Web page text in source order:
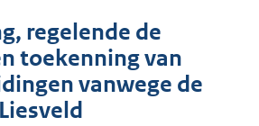
regelende de
toekenning van
vanwege de